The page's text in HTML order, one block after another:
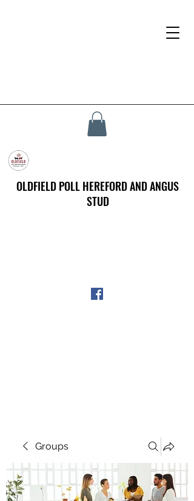
OLDFIELD POLL HEREFORD AND ANGUS
STUD
Groups